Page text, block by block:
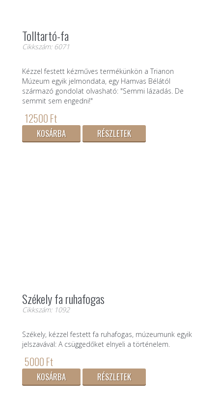
Tolltartó-fa
Cikkszám: 6071
Kézzel festett kézműves termékünkön a Trianon
Múzeum egyik jelmondata, egy Hamvas Bélától
származó gondolat olvasható: "Semmi lázadás. De
semmit sem engedni!"
12500 Ft
KOSÁRBA RÉSZLETEK
Székely fa ruhafogas
Cikkszám: 1092
Székely, kézzel festett fa ruhafogas, múzeumunk egyik
jelszavával: A csüggedőket elnyeli a történelem.
5000 Ft
KOSÁRBA RÉSZLETEK